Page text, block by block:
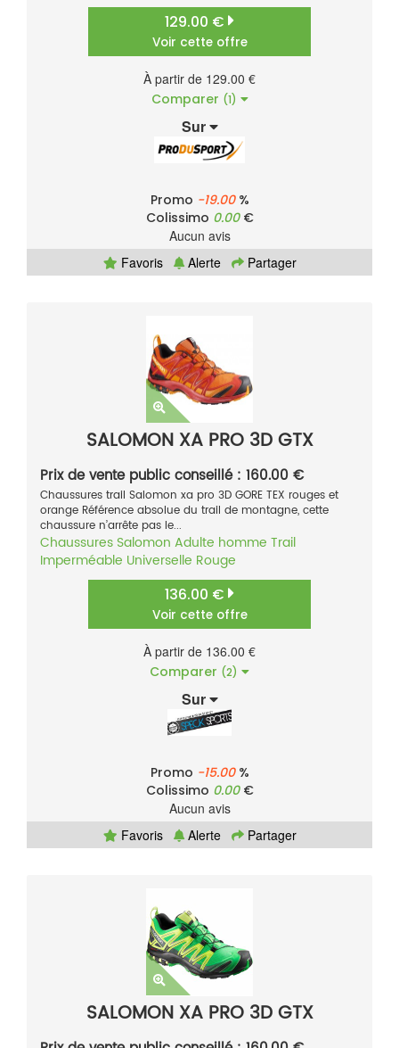
129.00 €
Voir cette offre
À partir de 129.00 €
Comparer (1)
Sur
Promo -19.00%
Colissimo 0.00€
Aucun avis
Favoris
Alerte Partager
SALOMON XA PRO 3D GTX
Prix de vente public conseillé : 160.00 €
Chaussures trail Salomon xa pro 3D GORE TEX rouges et
orange Référence absolue du trail de montagne, cette
chaussure n’arrête pas le...
Chaussures Salomon Adulte homme Trail
Imperméable Universelle Rouge
136.00 €
Voir cette offre
À partir de 136.00 €
Comparer (2)
Sur
Promo -15.00%
Colissimo 0.00€
Aucun avis
Favoris
Alerte Partager
SALOMON XA PRO 3D GTX